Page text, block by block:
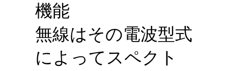
機能
無線はその電波型式
によってスペクト